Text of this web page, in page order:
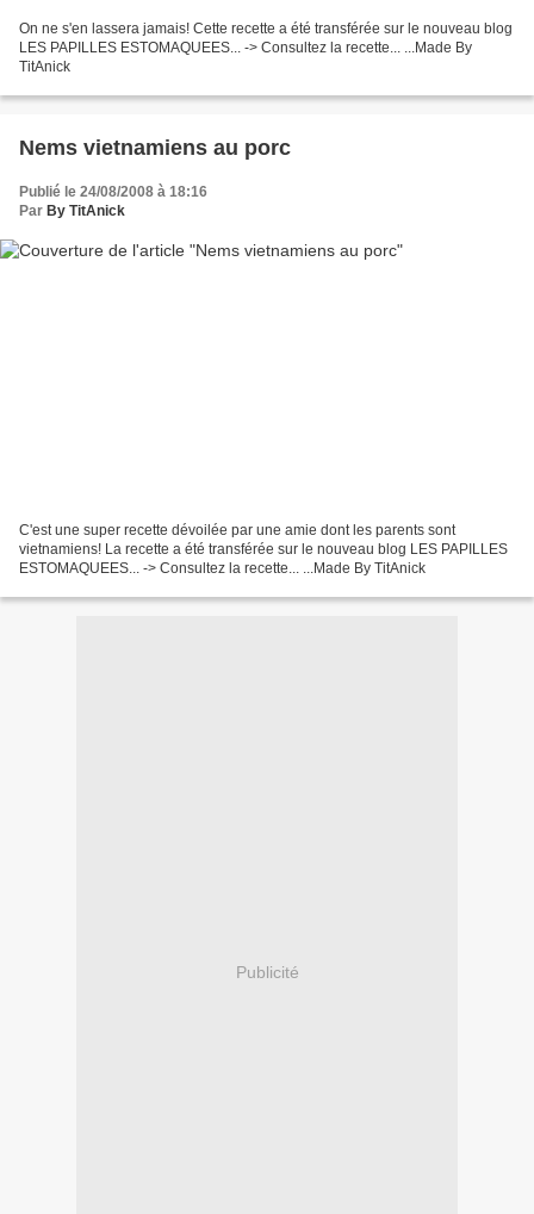
On ne s'en lassera jamais! Cette recette a été transférée sur le nouveau blog
LES PAPILLES ESTOMAQUEES... -> Consultez la recette... ...Made By
TitAnick
Nems vietnamiens au porc
Publié le 24/08/2008 à 18:16
Par By TitAnick
C'est une super recette dévoilée par une amie dont les parents sont
vietnamiens! La recette a été transférée sur le nouveau blog LES PAPILLES
ESTOMAQUEES... -> Consultez la recette... ...Made By TitAnick
Publicité